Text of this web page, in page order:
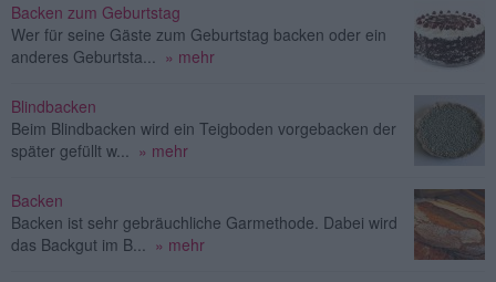
Backen zum Geburtstag
Wer für seine Gäste zum Geburtstag backen oder ein
anderes Geburtsta... » mehr
Blindbacken
Beim Blindbacken wird ein Teigboden vorgebacken der
später gefüllt w... » mehr
Backen
Backen ist sehr gebräuchliche Garmethode. Dabei wird
das Backgut im B... » mehr